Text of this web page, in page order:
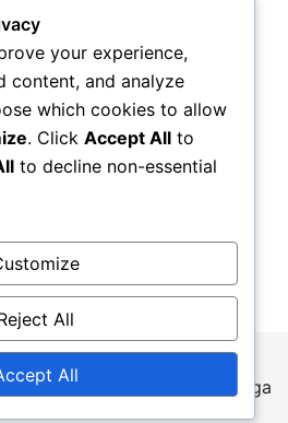
på grund af forstyrrelser i
til dårlig søvnkvalitet og
mentale sundhedsproblemer.
at natarbejdere ofte […]
… 4 5
Proudly powered by Botiga
your experience,
content, and analyze
which cookies to allow
. Click Accept All to
to decline non-essential
All
All